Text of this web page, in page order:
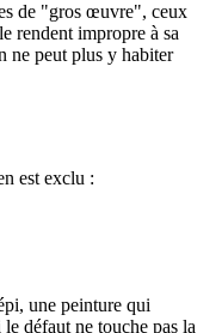
de "gros œuvre", ceux
rendent impropre à sa
ne peut plus y habiter
est exclu :
une peinture qui
défaut ne touche pas la